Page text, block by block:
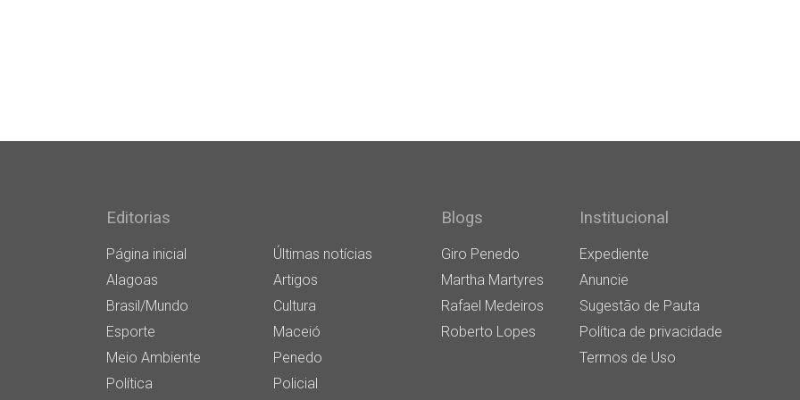
Editorias
Página inicial
Últimas notícias
Alagoas
Artigos
Brasil/Mundo
Cultura
Esporte
Maceió
Meio Ambiente
Penedo
Política
Policial
Blogs
Giro Penedo
Martha Martyres
Rafael Medeiros
Roberto Lopes
Institucional
Expediente
Anuncie
Sugestão de Pauta
Política de privacidade
Termos de Uso